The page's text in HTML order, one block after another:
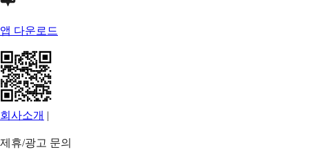
앱 다운로드
회사소개 |
제휴/광고 문의